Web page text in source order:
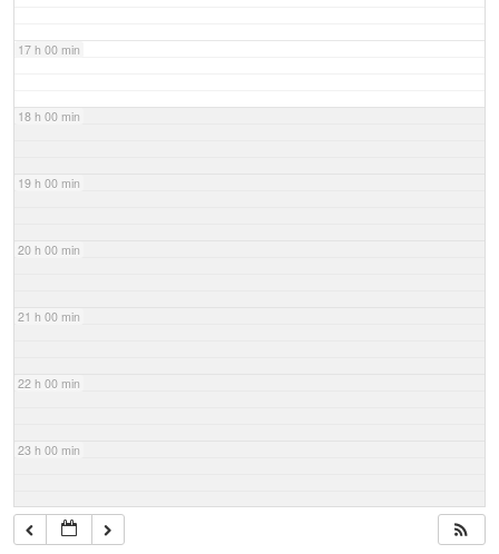
17 h 00 min
18 h 00 min
19 h 00 min
20 h 00 min
21 h 00 min
22 h 00 min
23 h 00 min